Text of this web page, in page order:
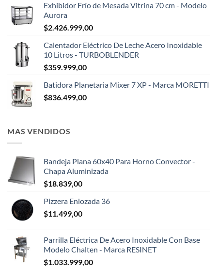
Exhibidor Frío de Mesada Vitrina 70 cm - Modelo
Aurora
$2.426.999,00
Calentador Eléctrico De Leche Acero Inoxidable
10 Litros - TURBOBLENDER
$359.999,00
Batidora Planetaria Mixer 7 XP - Marca MORETTI
$836.499,00
MAS VENDIDOS
Bandeja Plana 60x40 Para Horno Convector -
Chapa Aluminizada
$18.839,00
Pizzera Enlozada 36
$11.499,00
Parrilla Eléctrica De Acero Inoxidable Con Base
Modelo Chalten - Marca RESINET
$1.033.999,00